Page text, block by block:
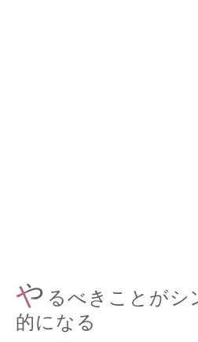
や るべきことがシ
的になる